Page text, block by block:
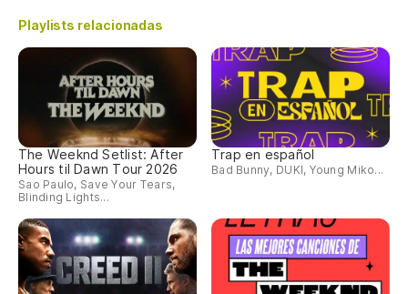
Playlists relacionadas
The Weeknd Setlist: After
Hours til Dawn Tour 2026
Sao Paulo, Save Your Tears,
Blinding Lights...
Trap en español
Bad Bunny, DUKI, Young Miko...